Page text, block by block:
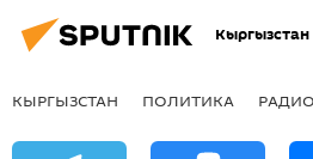
Кыргызстан
КЫРГЫЗСТАН ПОЛИТИКА